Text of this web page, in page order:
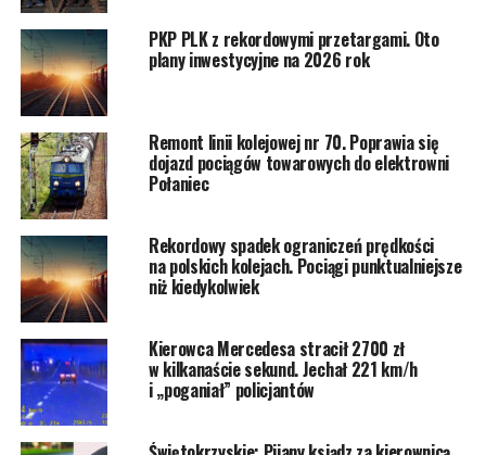
PKP PLK z rekordowymi przetargami. Oto
plany inwestycyjne na 2026 rok
Remont linii kolejowej nr 70. Poprawia się
dojazd pociągów towarowych do elektrowni
Połaniec
Rekordowy spadek ograniczeń prędkości
na polskich kolejach. Pociągi punktualniejsze
niż kiedykolwiek
Kierowca Mercedesa stracił 2700 zł
w kilkanaście sekund. Jechał 221 km/h
i „poganiał” policjantów